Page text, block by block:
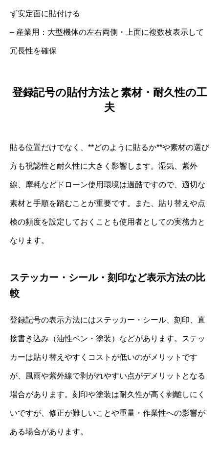
ず安定面に貼付ける
– 産業用：大型機体の左右両側・上面に複数枚表示して
冗長性を確保
登録記号の貼付方法と素材・耐久性の工
夫
貼る位置だけでなく、**どのように貼るか**や素材の選び
方も視認性と耐久性に大きく影響します。湿気、紫外
線、摩耗などドローン使用環境は過酷ですので、適切な
素材と手順を踏むことが重要です。また、貼り替えや点
検の頻度を設定しておくことも使用者としての実務力と
なります。
ステッカー・シール・刻印など表示方法の比
較
登録記号の表示方法にはステッカー・シール、刻印、直
接書き込み（油性ペン・塗装）などがあります。ステッ
カーは貼り替えやすくコストが低いのがメリットです
が、風雨や紫外線で剥がれやすい点がデメリットとなる
場合があります。刻印や塗装は耐久性が高く剥離しにく
いですが、修正が難しいことや重量・作業性への影響が
ある場合があります。